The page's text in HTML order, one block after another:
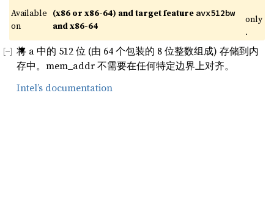
Available
on
(x86 or x86-64) and target feature avx512bw
and x86-64
only
.
将 a 中的 512 位 (由 64 个包装的 8 位整数组成) 存储到内
存中。mem_addr 不需要在任何特定边界上对齐。
Intel’s documentation